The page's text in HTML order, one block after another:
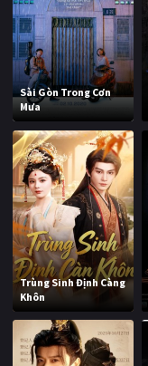
Sài Gòn Trong Cơn
Mưa
Trùng Sinh Định Càng
Khôn